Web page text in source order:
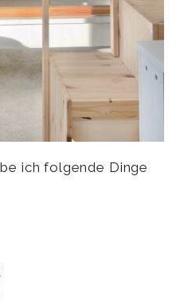
ich folgende Dinge